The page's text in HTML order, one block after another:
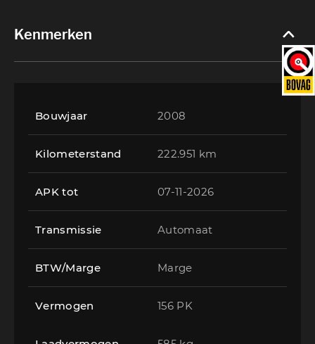
Kenmerken
Bouwjaar 2008
Kilometerstand 222.951 km
APK tot 07-11-2026
Transmissie Automaat
BTW/Marge Marge
Vermogen 156 PK